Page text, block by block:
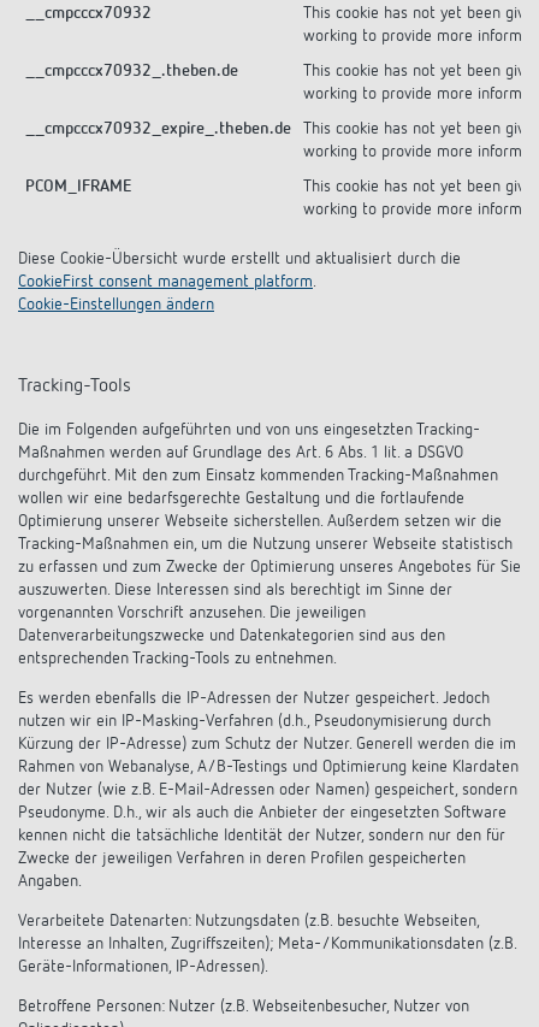
__cmpcccx70932
This cookie has not yet been
working to provide more
__cmpcccx70932_.theben.de
This cookie has not yet been
working to provide more
__cmpcccx70932_expire_.theben.de
This cookie has not yet been
working to provide more
PCOM_IFRAME
This cookie has not yet been
working to provide more
Diese Cookie-Übersicht wurde erstellt und aktualisiert durch die
CookieFirst consent management platform.
Cookie-Einstellungen ändern
Tracking-Tools
Die im Folgenden aufgeführten und von uns eingesetzten Tracking-
Maßnahmen werden auf Grundlage des Art. 6 Abs. 1 lit. a DSGVO
durchgeführt. Mit den zum Einsatz kommenden Tracking-Maßnahmen
wollen wir eine bedarfsgerechte Gestaltung und die fortlaufende
Optimierung unserer Webseite sicherstellen. Außerdem setzen wir die
Tracking-Maßnahmen ein, um die Nutzung unserer Webseite statistisch
zu erfassen und zum Zwecke der Optimierung unseres Angebotes für Sie
auszuwerten. Diese Interessen sind als berechtigt im Sinne der
vorgenannten Vorschrift anzusehen. Die jeweiligen
Datenverarbeitungszwecke und Datenkategorien sind aus den
entsprechenden Tracking-Tools zu entnehmen.
Es werden ebenfalls die IP-Adressen der Nutzer gespeichert. Jedoch
nutzen wir ein IP-Masking-Verfahren (d.h., Pseudonymisierung durch
Kürzung der IP-Adresse) zum Schutz der Nutzer. Generell werden die im
Rahmen von Webanalyse, A/B-Testings und Optimierung keine Klardaten
der Nutzer (wie z.B. E-Mail-Adressen oder Namen) gespeichert, sondern
Pseudonyme. D.h., wir als auch die Anbieter der eingesetzten Software
kennen nicht die tatsächliche Identität der Nutzer, sondern nur den für
Zwecke der jeweiligen Verfahren in deren Profilen gespeicherten
Angaben.
Verarbeitete Datenarten: Nutzungsdaten (z.B. besuchte Webseiten,
Interesse an Inhalten, Zugriffszeiten); Meta-/Kommunikationsdaten (z.B.
Geräte-Informationen, IP-Adressen).
Betroffene Personen: Nutzer (z.B. Webseitenbesucher, Nutzer von